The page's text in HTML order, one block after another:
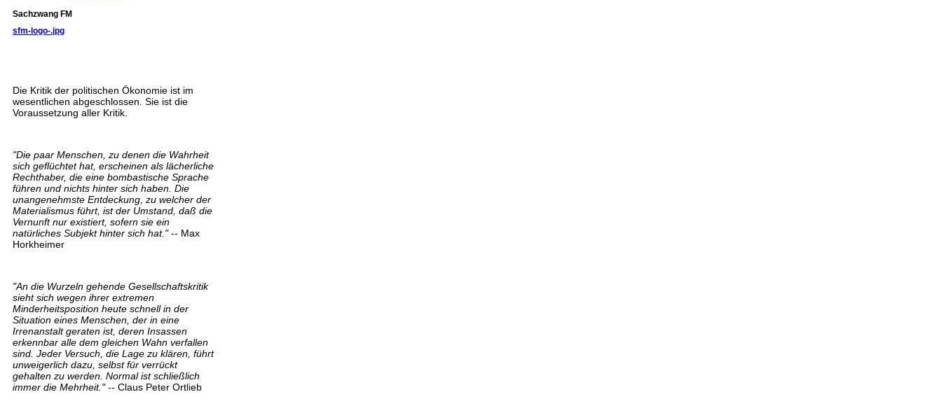
Sachzwang FM
sfm-logo-.jpg
Die Kritik der politischen Ökonomie ist im
wesentlichen abgeschlossen. Sie ist die
Voraussetzung aller Kritik.
"Die paar Menschen, zu denen die Wahrheit
sich geflüchtet hat, erscheinen als lächerliche
Rechthaber, die eine bombastische Sprache
führen und nichts hinter sich haben. Die
unangenehmste Entdeckung, zu welcher der
Materialismus führt, ist der Umstand, daß die
Vernunft nur existiert, sofern sie ein
natürliches Subjekt hinter sich hat."-- Max
Horkheimer
"An die Wurzeln gehende Gesellschaftskritik
sieht sich wegen ihrer extremen
Minderheitsposition heute schnell in der
Situation eines Menschen, der in eine
Irrenanstalt geraten ist, deren Insassen
erkennbar alle dem gleichen Wahn verfallen
sind. Jeder Versuch, die Lage zu klären, führt
unweigerlich dazu, selbst für verrückt
gehalten zu werden. Normal ist schließlich
immer die Mehrheit."-- Claus Peter Ortlieb